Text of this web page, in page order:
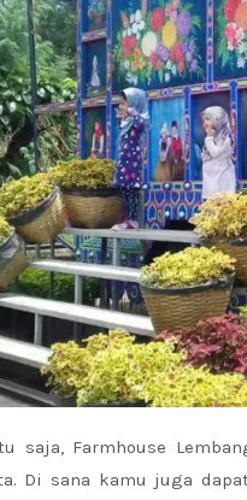
saja, Farmhouse
Di sana kamu juga